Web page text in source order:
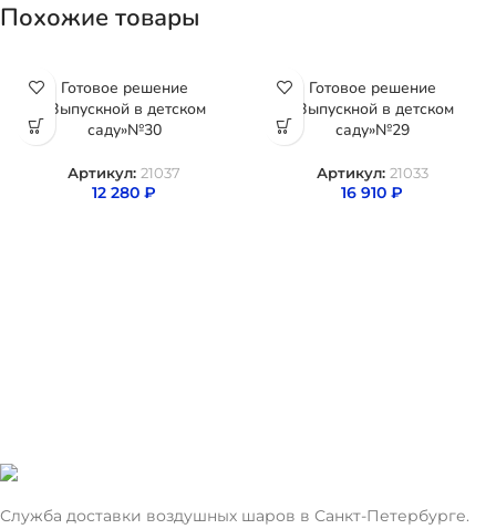
Похожие товары
Готовое решение
«Выпускной в детском
саду»№30
Артикул: 21037
12 280 ₽
Готовое решение
«Выпускной в детском
саду»№29
Артикул: 21033
16 910 ₽
Служба доставки воздушных шаров в Санкт-Петербурге.